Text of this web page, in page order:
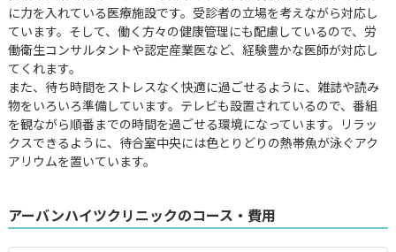
に力を入れている医療施設です。受診者の立場を考えながら対応し
ています。そして、働く方々の健康管理にも配慮しているので、労
働衛生コンサルタントや認定産業医など、経験豊かな医師が対応し
てくれます。
また、待ち時間をストレスなく快適に過ごせるように、雑誌や読み
物をいろいろ準備しています。テレビも設置されているので、番組
を観ながら順番までの時間を過ごせる環境になっています。リラッ
クスできるように、待合室中央には色とりどりの熱帯魚が泳ぐアク
アリウムを置いています。
アーバンハイツクリニックのコース・費用